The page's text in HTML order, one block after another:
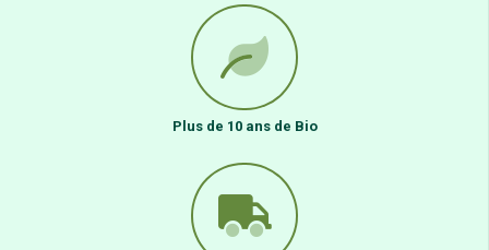
Plus de 10 ans de Bio